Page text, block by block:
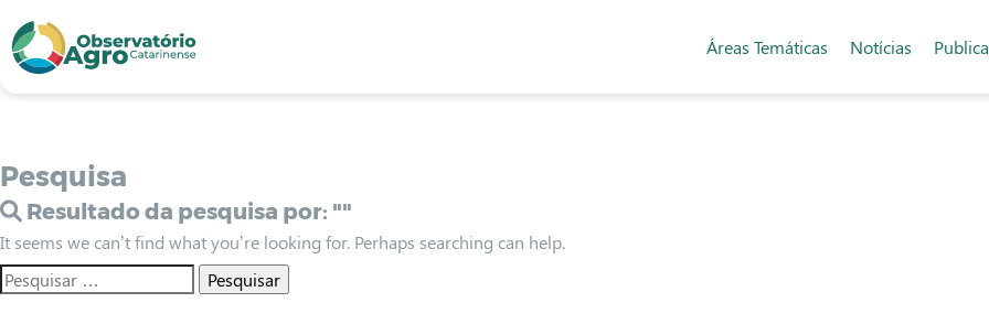
2
3
4
Áreas Temáticas Notícias
Pesquisa
Resultado da pesquisa por: ""
It seems we can’t find what you’re looking for. Perhaps searching can help.